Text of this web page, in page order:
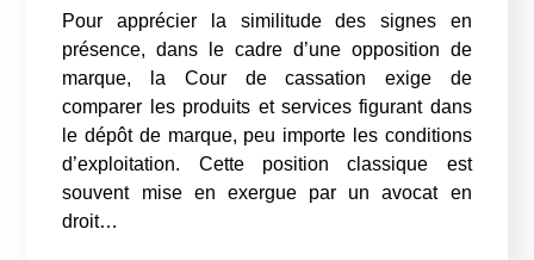
Pour apprécier la similitude des signes en
présence, dans le cadre d’une opposition de
marque, la Cour de cassation exige de
comparer les produits et services figurant dans
le dépôt de marque, peu importe les conditions
d’exploitation. Cette position classique est
souvent mise en exergue par un avocat en
droit…